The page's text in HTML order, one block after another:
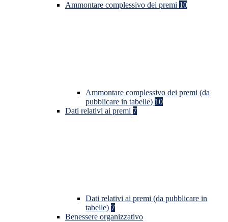
Ammontare complessivo dei premi 10
Ammontare complessivo dei premi (da
pubblicare in tabelle) 10
Dati relativi ai premi 7
Dati relativi ai premi (da pubblicare in
tabelle) 7
Benessere organizzativo